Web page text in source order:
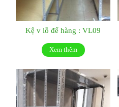
Kệ v lỗ để hàng : VL09
Xem thêm